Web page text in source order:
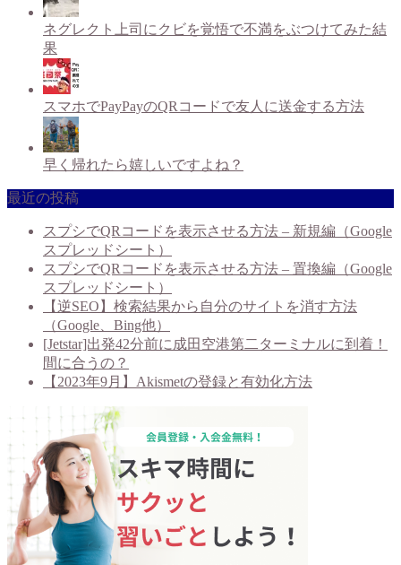
ネグレクト上司にクビを覚悟で不満をぶつけてみた結
果
スマホでPayPayのQRコードで友人に送金する方法
早く帰れたら嬉しいですよね？
最近の投稿
スプシでQRコードを表示させる方法 – 新規編（Google
スプレッドシート）
スプシでQRコードを表示させる方法 – 置換編（Google
スプレッドシート）
【逆SEO】検索結果から自分のサイトを消す方法
（Google、Bing他）
[Jetstar]出発42分前に成田空港第二ターミナルに到着！
間に合うの？
【2023年9月】Akismetの登録と有効化方法